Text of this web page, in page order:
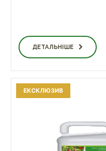
ДЕТАЛЬНІШЕ
ЕКСКЛЮЗИВ